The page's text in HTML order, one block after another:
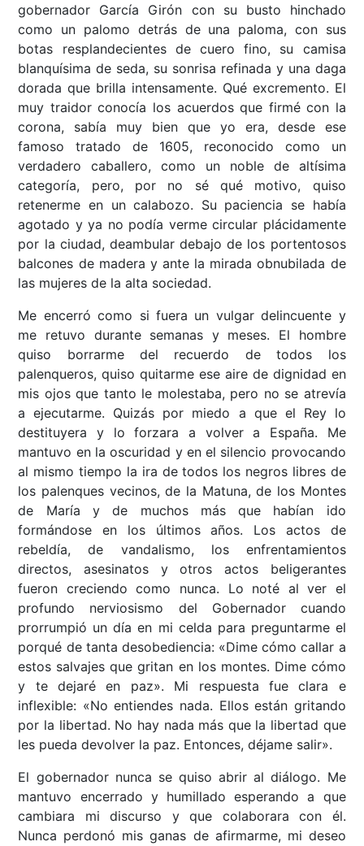
gobernador García Girón con su busto hinchado
como un palomo detrás de una paloma, con sus
botas resplandecientes de cuero fino, su camisa
blanquísima de seda, su sonrisa refinada y una daga
dorada que brilla intensamente. Qué excremento. El
muy traidor conocía los acuerdos que firmé con la
corona, sabía muy bien que yo era, desde ese
famoso tratado de 1605, reconocido como un
verdadero caballero, como un noble de altísima
categoría, pero, por no sé qué motivo, quiso
retenerme en un calabozo. Su paciencia se había
agotado y ya no podía verme circular plácidamente
por la ciudad, deambular debajo de los portentosos
balcones de madera y ante la mirada obnubilada de
las mujeres de la alta sociedad.
Me encerró como si fuera un vulgar delincuente y
me retuvo durante semanas y meses. El hombre
quiso borrarme del recuerdo de todos los
palenqueros, quiso quitarme ese aire de dignidad en
mis ojos que tanto le molestaba, pero no se atrevía
a ejecutarme. Quizás por miedo a que el Rey lo
destituyera y lo forzara a volver a España. Me
mantuvo en la oscuridad y en el silencio provocando
al mismo tiempo la ira de todos los negros libres de
los palenques vecinos, de la Matuna, de los Montes
de María y de muchos más que habían ido
formándose en los últimos años. Los actos de
rebeldía, de vandalismo, los enfrentamientos
directos, asesinatos y otros actos beligerantes
fueron creciendo como nunca. Lo noté al ver el
profundo nerviosismo del Gobernador cuando
prorrumpió un día en mi celda para preguntarme el
porqué de tanta desobediencia: «Dime cómo callar a
estos salvajes que gritan en los montes. Dime cómo
y te dejaré en paz». Mi respuesta fue clara e
inflexible: «No entiendes nada. Ellos están gritando
por la libertad. No hay nada más que la libertad que
les pueda devolver la paz. Entonces, déjame salir».
El gobernador nunca se quiso abrir al diálogo. Me
mantuvo encerrado y humillado esperando a que
cambiara mi discurso y que colaborara con él.
Nunca perdonó mis ganas de afirmarme, mi deseo